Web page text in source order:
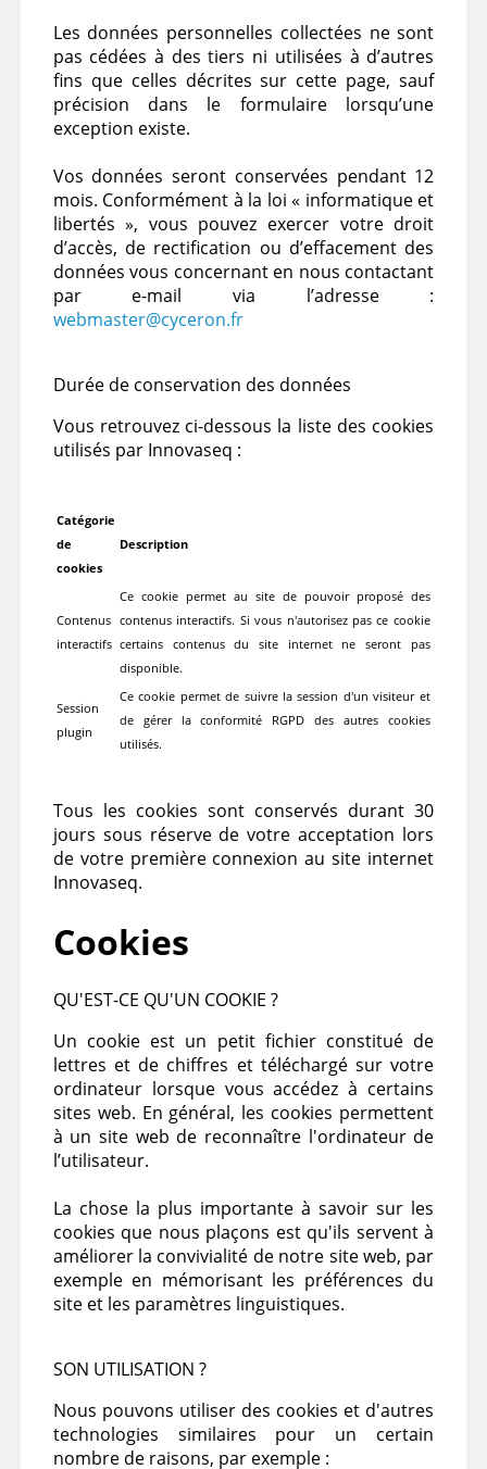
Les données personnelles collectées ne sont
pas cédées à des tiers ni utilisées à d’autres
fins que celles décrites sur cette page, sauf
précision dans le formulaire lorsqu’une
exception existe.
Vos données seront conservées pendant 12
mois. Conformément à la loi « informatique et
libertés », vous pouvez exercer votre droit
d’accès, de rectification ou d’effacement des
données vous concernant en nous contactant
par e-mail via l’adresse :
webmaster@cyceron.fr
Durée de conservation des données
Vous retrouvez ci-dessous la liste des cookies
utilisés par Innovaseq :
Catégorie
de
cookies
Description
Contenus
interactifs
Ce cookie permet au site de pouvoir proposé des
contenus interactifs. Si vous n'autorisez pas ce cookie
certains contenus du site internet ne seront pas
disponible.
Session
plugin
Ce cookie permet de suivre la session d'un visiteur et
de gérer la conformité RGPD des autres cookies
utilisés.
Tous les cookies sont conservés durant 30
jours sous réserve de votre acceptation lors
de votre première connexion au site internet
Innovaseq.
Cookies
QU'EST-CE QU'UN COOKIE ?
Un cookie est un petit fichier constitué de
lettres et de chiffres et téléchargé sur votre
ordinateur lorsque vous accédez à certains
sites web. En général, les cookies permettent
à un site web de reconnaître l'ordinateur de
l’utilisateur.
La chose la plus importante à savoir sur les
cookies que nous plaçons est qu'ils servent à
améliorer la convivialité de notre site web, par
exemple en mémorisant les préférences du
site et les paramètres linguistiques.
SON UTILISATION ?
Nous pouvons utiliser des cookies et d'autres
technologies similaires pour un certain
nombre de raisons, par exemple :